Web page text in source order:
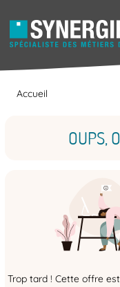
Accueil
OUPS,
Trop tard ! Cette offre